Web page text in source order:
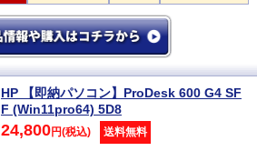
HP 【即納パソコン】ProDesk 600 G4 SF
F (Win11pro64) 5D8
24,800円(税込) 送料無料